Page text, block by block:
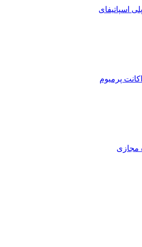
اسپاتیفای
پرمیوم
مجازی